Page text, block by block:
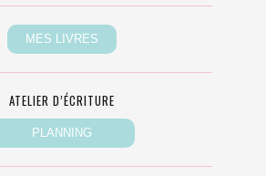
ATELIER D’ÉCRITURE